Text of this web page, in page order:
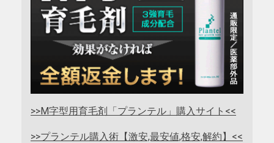
>>M字型用育毛剤「プランテル」購入サイト<<
>>プランテル購入術【激安,最安値,格安,解約】<<